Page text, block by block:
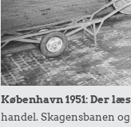
København 1951: Der
handel. Skagensbanen